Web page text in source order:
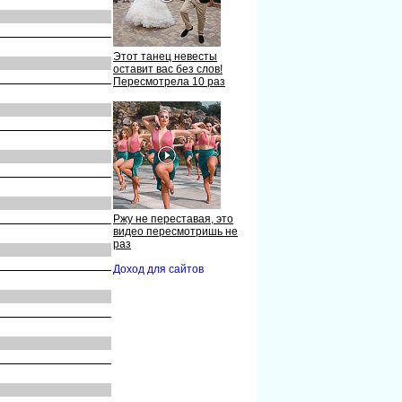
Этот танец невесты
оставит вас без слов!
Пересмотрела 10 раз
Ржу не переставая, это
видео пересмотришь не
раз
Доход для сайтов